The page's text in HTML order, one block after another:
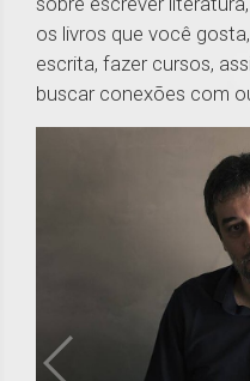
os livros que você
escrita, fazer cursos,
buscar conexões com